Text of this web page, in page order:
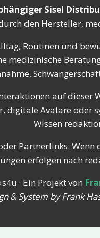
Sisel
den Hersteller,
Routinen und
auf
Avatare
Wissen
Partnerlinks.
erfolgen nach
· Ein Projekt von
& System by Frank